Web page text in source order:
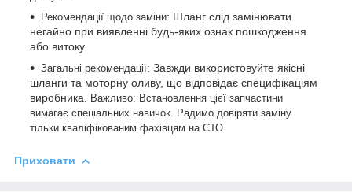
Рекомендації щодо заміни: Шланг слід замінювати
негайно при виявленні будь-яких ознак пошкодження
або витоку.
Загальні рекомендації: Завжди використовуйте якісні
шланги та моторну оливу, що відповідає специфікаціям
виробника.
Важливо: Встановлення цієї запчастини
вимагає спеціальних навичок. Радимо довіряти заміну
тільки кваліфікованим фахівцям на СТО.
Приховати